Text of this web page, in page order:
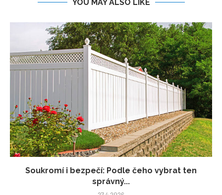
YOU MAY ALSO LIKE
Soukromí i bezpečí: Podle čeho vybrat ten
správný...